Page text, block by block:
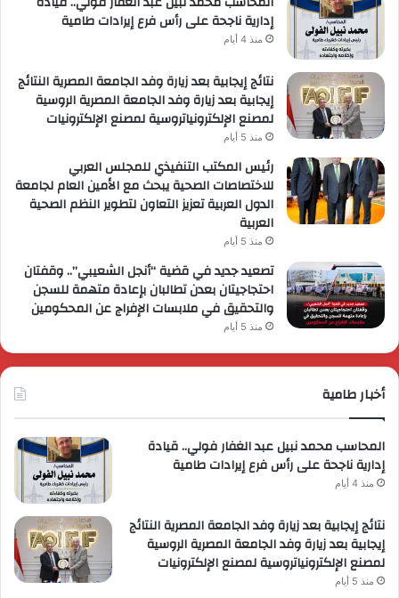
إدارية ناجحة على رأس فرع إيرادات طامية
منذ 4 أيام
نتائج إيجابية بعد زيارة وفد الجامعة المصرية النتائج
إيجابية بعد زيارة وفد الجامعة المصرية الروسية
لمصنع الإلكترونياتروسية لمصنع الإلكترونيات
منذ 5 أيام
رئيس المكتب التنفيذي للمجلس العربي
للاختصاصات الصحية يبحث مع الأمين العام لجامعة
الدول العربية تعزيز التعاون لتطوير النظم الصحية
العربية
منذ 5 أيام
تصعيد جديد في قضية “أنجل الشعيبي”.. وقفتان
احتجاجيتان بعدن تطالبان بإعادة متهمة للسجن
والتحقيق في ملابسات الإفراج عن المحكومين
منذ 5 أيام
أخبار طامية
المحاسب محمد نبيل عبد الغفار فولي.. قيادة
إدارية ناجحة على رأس فرع إيرادات طامية
منذ 4 أيام
نتائج إيجابية بعد زيارة وفد الجامعة المصرية النتائج
إيجابية بعد زيارة وفد الجامعة المصرية الروسية
لمصنع الإلكترونياتروسية لمصنع الإلكترونيات
منذ 5 أيام